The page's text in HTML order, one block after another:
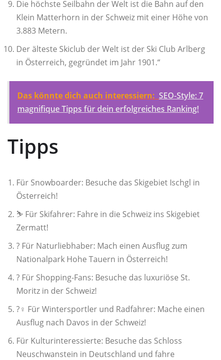
Die höchste Seilbahn der Welt ist die Bahn auf den
Klein Matterhorn in der Schweiz mit einer Höhe von
3.883 Metern.
Der älteste Skiclub der Welt ist der Ski Club Arlberg
in Österreich, gegründet im Jahr 1901.“
Das könnte dich auch interessiern: SEO-Style: 7
magnifique Tipps für dein erfolgreiches Ranking!
Tipps
Für Snowboarder: Besuche das Skigebiet Ischgl in
Österreich!
⛷️ Für Skifahrer: Fahre in die Schweiz ins Skigebiet
Zermatt!
?️ Für Naturliebhaber: Mach einen Ausflug zum
Nationalpark Hohe Tauern in Österreich!
?️ Für Shopping-Fans: Besuche das luxuriöse St.
Moritz in der Schweiz!
?‍♀️ Für Wintersportler und Radfahrer: Mache einen
Ausflug nach Davos in der Schweiz!
Für Kulturinteressierte: Besuche das Schloss
Neuschwanstein in Deutschland und fahre